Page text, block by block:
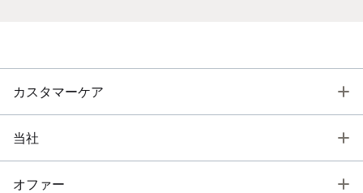
カスタマーケア
当社
オファー